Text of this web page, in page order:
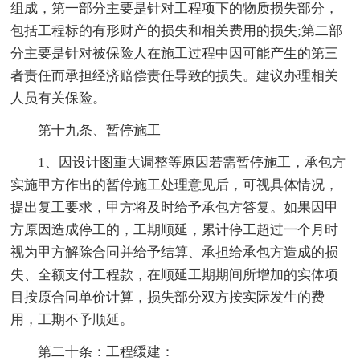
组成，第一部分主要是针对工程项下的物质损失部分，
包括工程标的有形财产的损失和相关费用的损失;第二部
分主要是针对被保险人在施工过程中因可能产生的第三
者责任而承担经济赔偿责任导致的损失。建议办理相关
人员有关保险。
第十九条、暂停施工
1、因设计图重大调整等原因若需暂停施工，承包方
实施甲方作出的暂停施工处理意见后，可视具体情况，
提出复工要求，甲方将及时给予承包方答复。如果因甲
方原因造成停工的，工期顺延，累计停工超过一个月时
视为甲方解除合同并给予结算、承担给承包方造成的损
失、全额支付工程款，在顺延工期期间所增加的实体项
目按原合同单价计算，损失部分双方按实际发生的费
用，工期不予顺延。
第二十条：工程缓建：